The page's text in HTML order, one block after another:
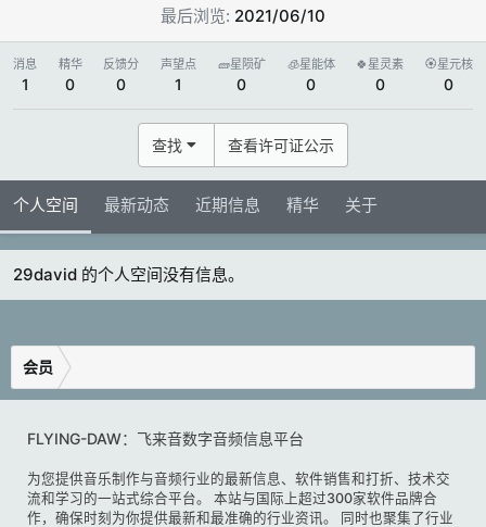
最后浏览 2021/06/10
消息
1
精华
0
反馈分
0
声望点
1
🧱星陨矿
0
🧊星能体
0
🍀星灵素
0
🏵️星元核
0
查找 查看许可证公示
个人空间 最新动态 近期信息 精华 关于
29david 的个人空间没有信息。
会员
FLYING-DAW：飞来音数字音频信息平台
为您提供音乐制作与音频行业的最新信息、软件销售和打折、技术交
流和学习的一站式综合平台。 本站与国际上超过300家软件品牌合
作，确保时刻为你提供最新和最准确的行业资讯。 同时也聚集了行业